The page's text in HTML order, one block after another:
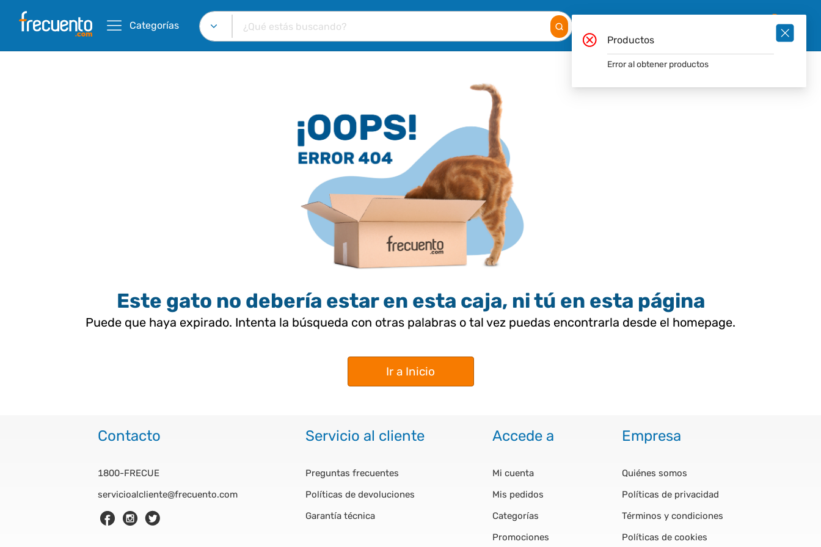
Categorías
Este gato no debería estar en esta caja, ni tú en esta página
Puede que haya expirado. Intenta la búsqueda con otras palabras o tal vez puedas encontrarla desde el homepage.
Ir a Inicio
Contacto
1800-FRECUE
servicioalcliente@frecuento.com
Servicio al cliente
Preguntas frecuentes
Políticas de devoluciones
Garantía técnica
Accede a
Mi cuenta
Mis pedidos
Categorías
Promociones
Empresa
Quiénes somos
Políticas de privacidad
Términos y condiciones
Políticas de cookies
Productos
Error al obtener productos